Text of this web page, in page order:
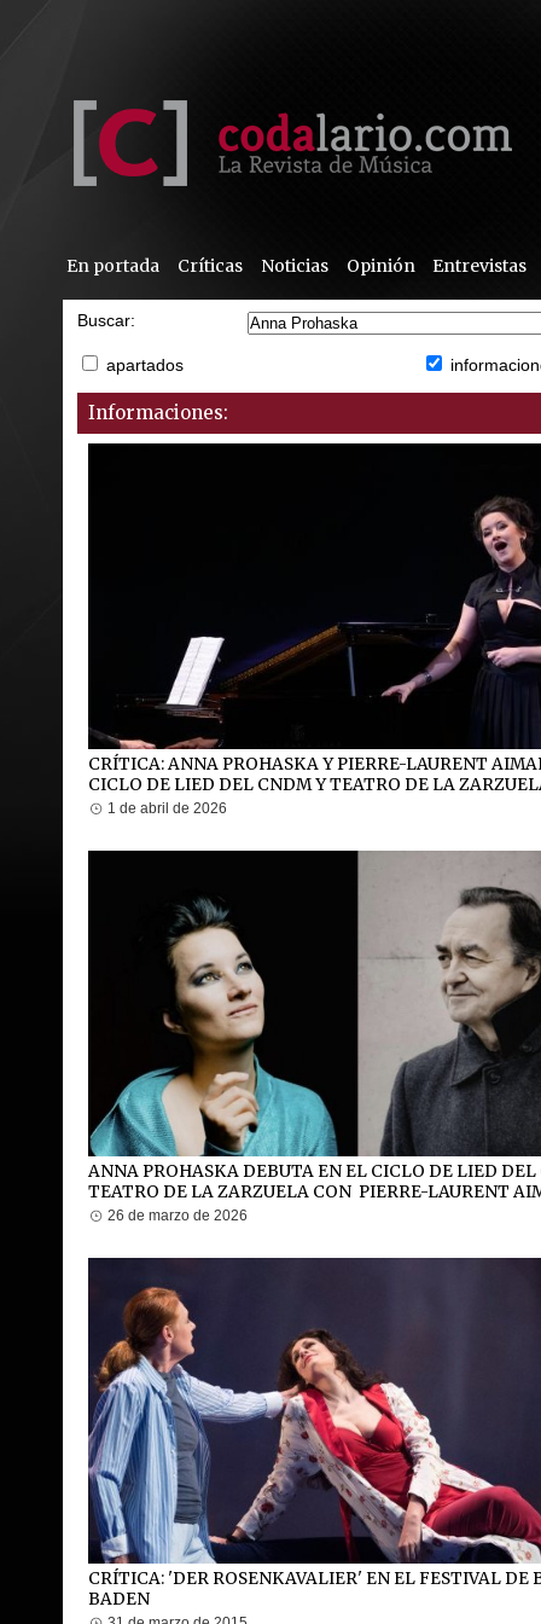
En portada Críticas Noticias Opinión Entrevistas
Buscar:
apartados
Informaciones:
CRÍTICA: ANNA PROHASKA Y PIERRE-LAURENT
CICLO DE LIED DEL CNDM Y TEATRO DE LA
1 de abril de 2026
ANNA PROHASKA DEBUTA EN EL CICLO DE LIED DEL
TEATRO DE LA ZARZUELA CON PIERRE-LAURENT
26 de marzo de 2026
CRÍTICA: 'DER ROSENKAVALIER' EN EL FESTIVAL DE
BADEN